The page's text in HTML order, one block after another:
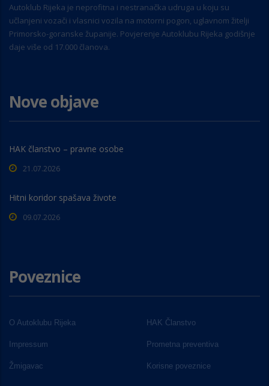
Autoklub Rijeka je neprofitna i nestranačka udruga u koju su
učlanjeni vozači i vlasnici vozila na motorni pogon, uglavnom žitelji
Primorsko-goranske županije. Povjerenje Autoklubu Rijeka godišnje
daje više od 17.000 članova.
Nove objave
HAK članstvo – pravne osobe
21.07.2026
Hitni koridor spašava živote
09.07.2026
Poveznice
O Autoklubu Rijeka HAK Članstvo
Impressum Prometna preventiva
Žmigavac Korisne poveznice